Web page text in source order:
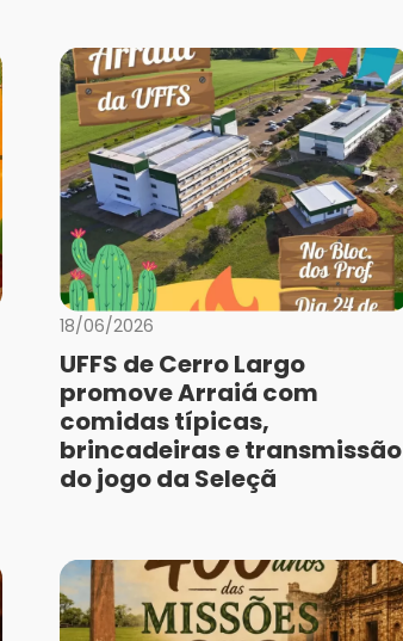
18/06/2026
UFFS de Cerro Largo
promove Arraiá com
comidas típicas,
brincadeiras e transmissão
do jogo da Seleçã